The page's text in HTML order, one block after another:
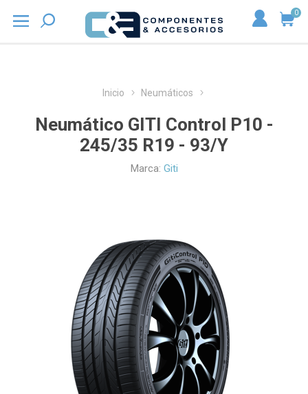
0
Inicio Neumáticos
Neumático GITI Control P10 -
245/35 R19 - 93/Y
Marca: Giti